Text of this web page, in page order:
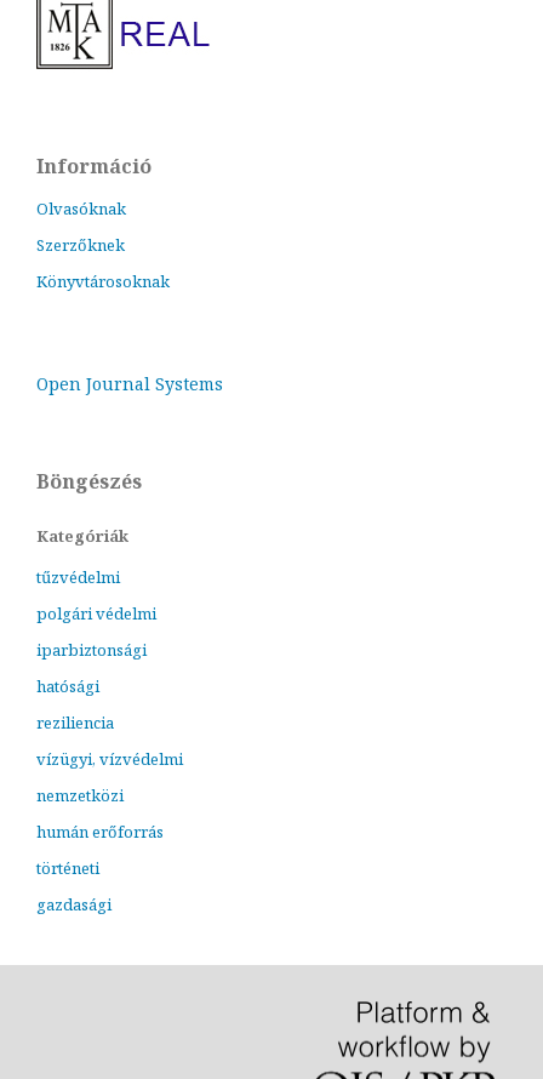
Információ
Olvasóknak
Szerzőknek
Könyvtárosoknak
Open Journal Systems
Böngészés
Kategóriák
tűzvédelmi
polgári védelmi
iparbiztonsági
hatósági
reziliencia
vízügyi, vízvédelmi
nemzetközi
humán erőforrás
történeti
gazdasági